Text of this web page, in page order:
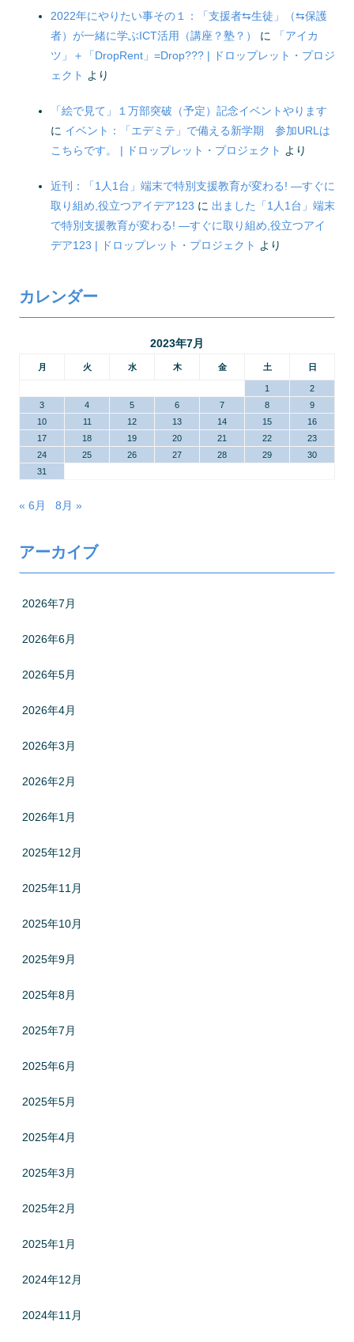
2022年にやりたい事その１：「支援者⇆生徒」（⇆保護
者）が一緒に学ぶICT活用（講座？塾？）
に
「アイカ
ツ」＋「DropRent」=Drop??? | ドロップレット・プロジ
ェクト より
「絵で見て」１万部突破（予定）記念イベントやります
に イベント：「エデミテ」で備える新学期 参加URLは
こちらです。 | ドロップレット・プロジェクト より
近刊：「1人1台」端末で特別支援教育が変わる! ―すぐに
取り組め,役立つアイデア123 に 出ました「1人1台」端末
で特別支援教育が変わる! ―すぐに取り組め,役立つアイ
デア123 | ドロップレット・プロジェクト より
カレンダー
2023年7月
月 火 水 木 金 土 日
1
2
3
4 5 6 7 8
9
10
11 12 13 14 15
16
17
18 19 20 21 22
23
24
25 26 27 28 29
30
31
« 6月 8月 »
アーカイブ
2026年7月
2026年6月
2026年5月
2026年4月
2026年3月
2026年2月
2026年1月
2025年12月
2025年11月
2025年10月
2025年9月
2025年8月
2025年7月
2025年6月
2025年5月
2025年4月
2025年3月
2025年2月
2025年1月
2024年12月
2024年11月